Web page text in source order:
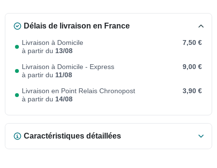
Délais de livraison en France
Livraison à Domicile
à partir du 13/08
7,50 €
Livraison à Domicile - Express
à partir du 11/08
9,00 €
Livraison en Point Relais Chronopost
à partir du 14/08
3,90 €
Caractéristiques détaillées